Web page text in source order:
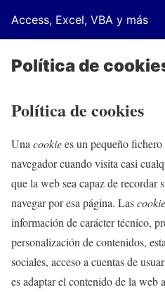
Access, Excel, VBA y más
Política de
Política de cookies
Una cookiees un pequeño fichero
navegador cuando visita casi
que la web sea capaz de recordar
navegar por esa página. Las
información de carácter técnico,
personalización de contenidos,
sociales, acceso a cuentas de
es adaptar el contenido de la web